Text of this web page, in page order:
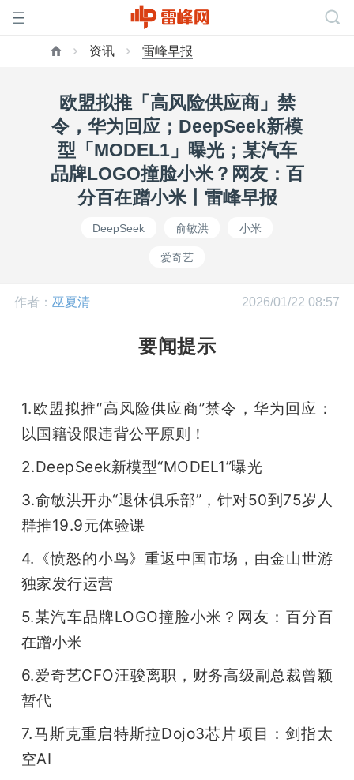
页
雷
公
课
动
心
GAIR
专
题
资讯 雷峰早报
欧盟拟推「高风险供应商」禁
令，华为回应；DeepSeek新模
型「MODEL1」曝光；某汽车
品牌LOGO撞脸小米？网友：百
分百在蹭小米丨雷峰早报
DeepSeek 俞敏洪 小米
爱奇艺
作者： 巫夏清 2026/01/22 08:57
要闻提示
1.欧盟拟推“高风险供应商”禁令，华为回应：
以国籍设限违背公平原则！
2.DeepSeek新模型“MODEL1”曝光
3.俞敏洪开办“退休俱乐部”，针对50到75岁人
群推19.9元体验课
4.《愤怒的小鸟》重返中国市场，由金山世游
独家发行运营
5.某汽车品牌LOGO撞脸小米？网友：百分百
在蹭小米
6.爱奇艺CFO汪骏离职，财务高级副总裁曾颖
暂代
7.马斯克重启特斯拉Dojo3芯片项目：剑指太
空AI